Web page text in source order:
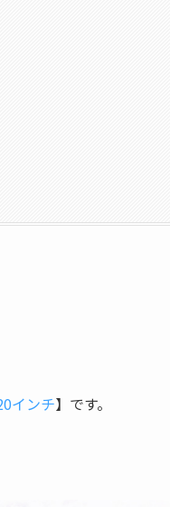
インチ】です。